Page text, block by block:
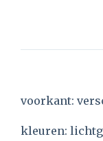
voorkant:
kleuren: